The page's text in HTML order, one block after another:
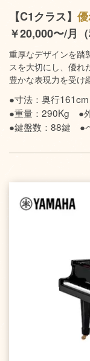
【C1クラス】
￥20,000〜/月（
重厚なデザインを踏
スを大切にし、優れ
豊かな表現力を受け
●寸法：奥行
●重量：290Kg ●
●鍵盤数：88鍵 ●